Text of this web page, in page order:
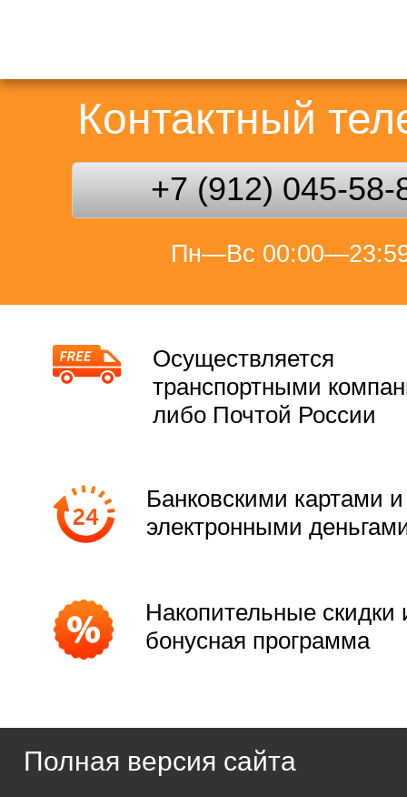
Контактный
+7 (912) 045-58-
Пн—Вс
Осуществляется
транспортными
либо Почтой России
Банковскими картами и
электронными
Накопительные скидки
бонусная программа
Полная версия сайта